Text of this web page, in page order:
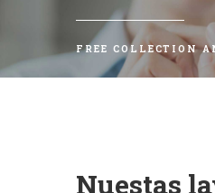
FREE COLLECTION
Nuestas